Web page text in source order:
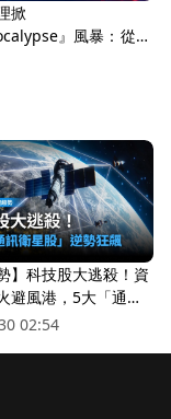
掀
』風暴：從
到Atlassian暴漲，
】科技股大逃殺！資
避風港，5大「通訊
勢狂飆
02:54